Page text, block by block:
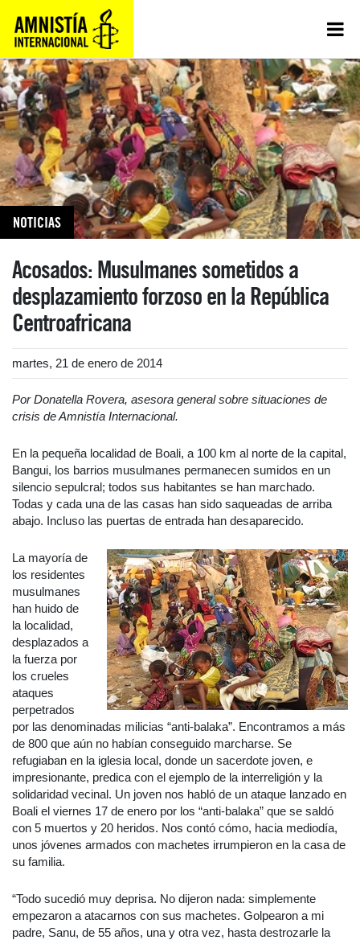
NOTICIAS
Acosados: Musulmanes sometidos a
desplazamiento forzoso en la República
Centroafricana
martes, 21 de enero de 2014
Por Donatella Rovera, asesora general sobre situaciones de
crisis de Amnistía Internacional.
En la pequeña localidad de Boali, a 100 km al norte de la capital,
Bangui, los barrios musulmanes permanecen sumidos en un
silencio sepulcral; todos sus habitantes se han marchado.
Todas y cada una de las casas han sido saqueadas de arriba
abajo. Incluso las puertas de entrada han desaparecido.
La mayoría de
los residentes
musulmanes
han huido de
la localidad,
desplazados a
la fuerza por
los crueles
ataques
perpetrados
por las denominadas milicias “anti-balaka”. Encontramos a más
de 800 que aún no habían conseguido marcharse. Se
refugiaban en la iglesia local, donde un sacerdote joven, e
impresionante, predica con el ejemplo de la interreligión y la
solidaridad vecinal. Un joven nos habló de un ataque lanzado en
Boali el viernes 17 de enero por los “anti-balaka” que se saldó
con 5 muertos y 20 heridos. Nos contó cómo, hacia mediodía,
unos jóvenes armados con machetes irrumpieron en la casa de
su familia.
“Todo sucedió muy deprisa. No dijeron nada: simplemente
empezaron a atacarnos con sus machetes. Golpearon a mi
padre, Sanu, de 55 años, una y otra vez, hasta destrozarle la